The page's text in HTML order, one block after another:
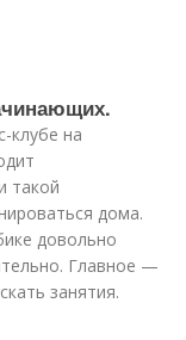
клубе на
такой
дома.
довольно
Главное —
занятия.